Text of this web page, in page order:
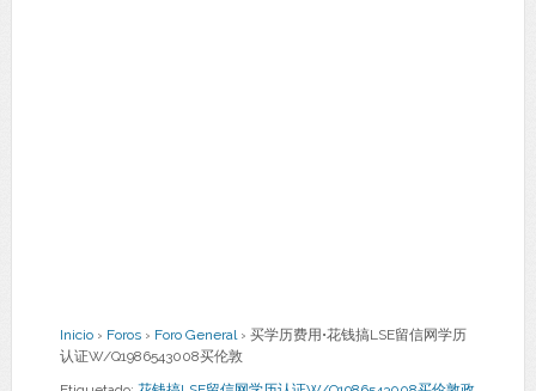
Inicio › Foros › Foro General › 买学历费用•花钱搞LSE留信网学历
认证W/Q1986543008买伦敦